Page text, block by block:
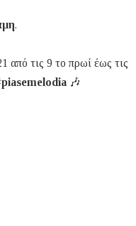
.
τις 9 το πρωί έως τις
🎶